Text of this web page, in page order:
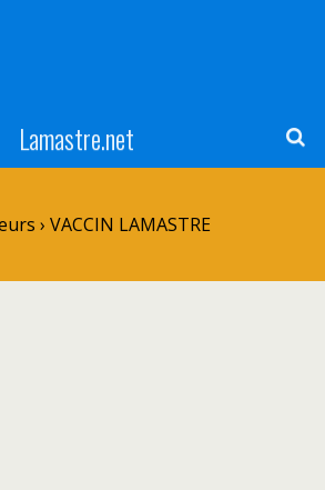
Lamastre.net
› VACCIN LAMASTRE